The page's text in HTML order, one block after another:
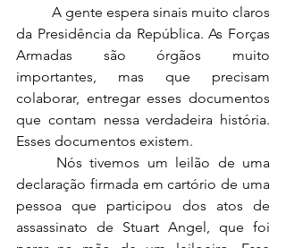
da Presidência da República. As Forças
Armadas são órgãos muito
importantes, mas que precisam
colaborar, entregar esses documentos
que contam nessa verdadeira história.
Esses documentos existem.
declaração firmada em cartório de uma
pessoa que participou dos atos de
assassinato de Stuart Angel, que foi